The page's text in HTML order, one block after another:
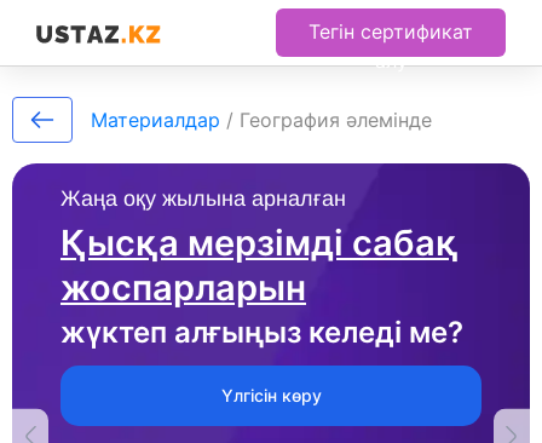
Тегін сертификат
алу
Жаңа оқу жылына арналған
Қысқа мерзімді сабақ
жоспарларын
жүктеп алғыңыз келеді ме?
Үлгісін көру
Материалдар / География әлемінде